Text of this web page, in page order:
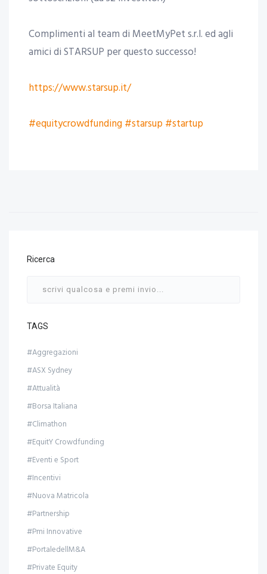
Complimenti al team di MeetMyPet s.r.l. ed agli
amici di STARSUP per questo successo!
https://www.starsup.it/
#equitycrowdfunding #starsup #startup
Ricerca
TAGS
#Aggregazioni
#ASX Sydney
#Attualità
#Borsa Italiana
#Climathon
#EquitY Crowdfunding
#Eventi e Sport
#Incentivi
#Nuova Matricola
#Partnership
#Pmi Innovative
#PortaledellM&A
#Private Equity